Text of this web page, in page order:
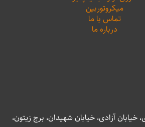
میکروتوربین
تماس با ما
درباره ما
خیابان آزادی، خیابان شهیدان، برج زیتون،